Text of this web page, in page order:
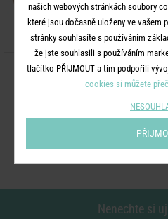
PURE KITCHEN
Miska 15 cm
Nenechte si
našich webových stránkách soubory
které jsou dočasně uloženy ve vašem
stránky souhlasíte s používáním
že jste souhlasili s používáním
tlačítko PŘIJMOUT a tím podpořili
cookies si můžete